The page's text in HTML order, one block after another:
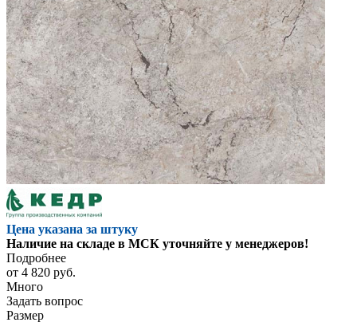
Цена указана за штуку
Наличие на складе в МСК уточняйте у менеджеров!
Подробнее
от 4 820 руб.
Много
Задать вопрос
Размер